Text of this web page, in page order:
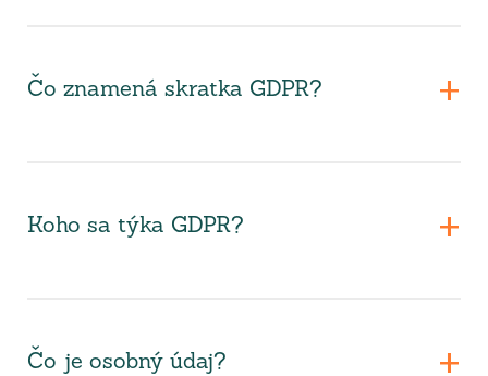
Čo znamená skratka GDPR?
Koho sa týka GDPR?
Čo je osobný údaj?